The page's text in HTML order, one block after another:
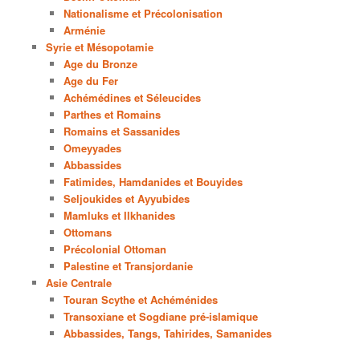
Nationalisme et Précolonisation
Arménie
Syrie et Mésopotamie
Age du Bronze
Age du Fer
Achémédines et Séleucides
Parthes et Romains
Romains et Sassanides
Omeyyades
Abbassides
Fatimides, Hamdanides et Bouyides
Seljoukides et Ayyubides
Mamluks et Ilkhanides
Ottomans
Précolonial Ottoman
Palestine et Transjordanie
Asie Centrale
Touran Scythe et Achéménides
Transoxiane et Sogdiane pré-islamique
Abbassides, Tangs, Tahirides, Samanides